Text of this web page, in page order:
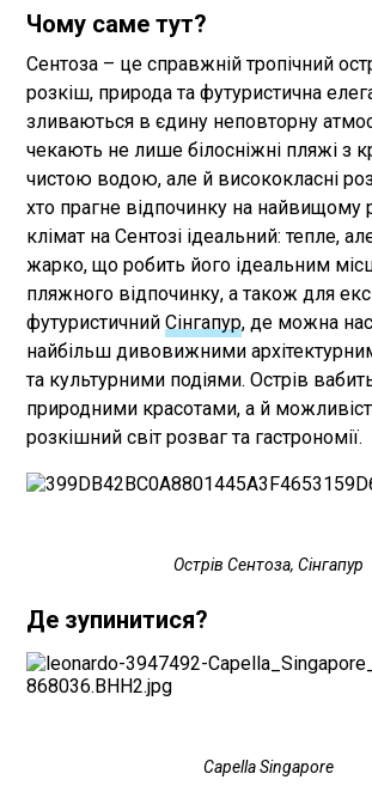
Чому саме тут?
Сентоза – це справжній тропічний
розкіш, природа та футуристична
зливаються в єдину неповторну
чекають не лише білосніжні пляжі з
чистою водою, але й висококласні
хто прагне відпочинку на найвищому
клімат на Сентозі ідеальний: тепле,
жарко, що робить його ідеальним
пляжного відпочинку, а також для
футуристичнийСінгапур, де можна
найбільш дивовижними
та культурними подіями. Острів
природними красотами, а й
розкішний світ розваг та гастрономії.
Острів Сентоза, Сінгапур
Де зупинитися?
Capella Singapore